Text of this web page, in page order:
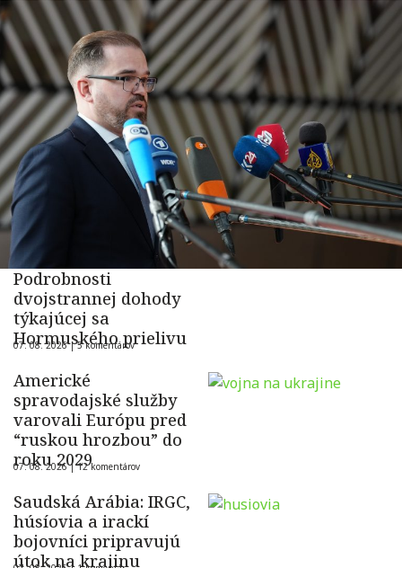
Podrobnosti
dvojstrannej dohody
týkajúcej sa
Hormuského prielivu
07. 08. 2026 |5 komentárov
Americké
spravodajské služby
varovali Európu pred
“ruskou hrozbou” do
roku 2029
07. 08. 2026 |12 komentárov
Saudská Arábia: IRGC,
húsíovia a irackí
bojovníci pripravujú
útok na krajinu